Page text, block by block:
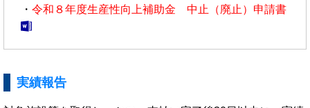
・ 令和８年度生産性向上補助金 中止（廃止）申請書
実績報告